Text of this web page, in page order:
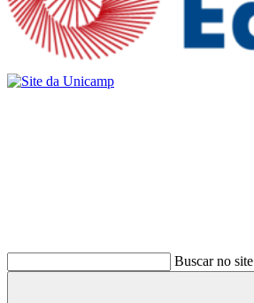
Buscar no site